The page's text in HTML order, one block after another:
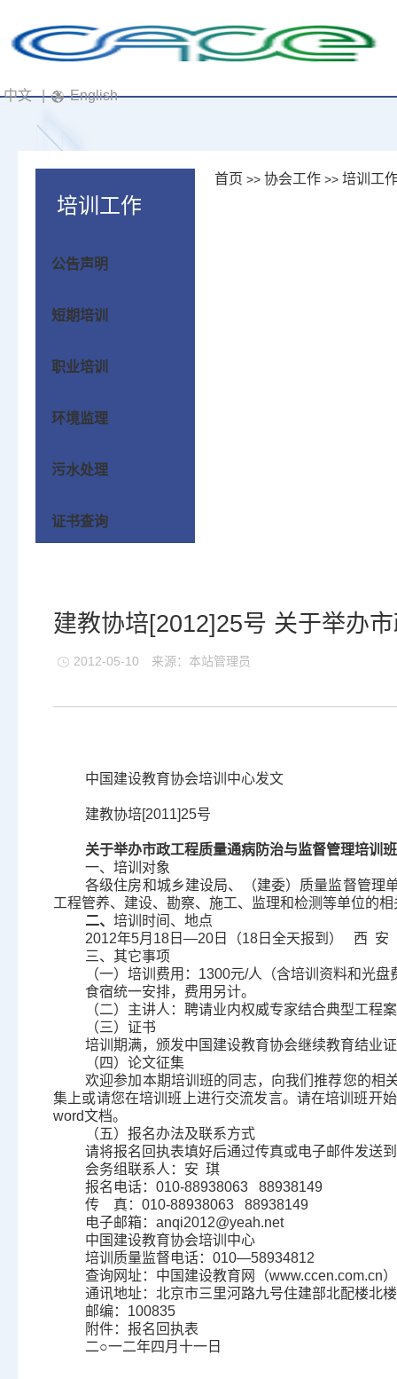
中文 | English
培训工作
公告声明
短期培训
职业培训
环境监理
污水处理
证书查询
首页 >> 协会工作>> 培训工
建教协培[2012]25号 关于举办
2012-05-10 来源：本站管理员
中国建设教育协会培训中心发文
建教协培[2011]25号
关于举办市政工程质量通病防治与监督管理培训
一、培训对象
各级住房和城乡建设局、（建委）质量监督管理
工程管养、建设、勘察、施工、监理和检测等单位的
二、 培训时间、地点
2012年5月 18 日—20 日（18 日全天报到） 西 安
三、其它事项
（一）培训费用： 1300元/人（含培训资料和光盘
食宿统一安排，费用另计。
（二）主讲人：聘请业内权威专家结合典型工程
（三）证书
培训期满，颁发中国建设教育协会继续教育结业
（四）论文征集
欢迎参加本期培训班的同志，向我们推荐您的相
集上或请您在培训班上进行交流发言。请在培训班开
word文档。
（五）报名办法及联系方式
请将报名回执表填好后通过传真或电子邮件发送
会务组联系人：安 琪
报名电话： 010-88938063 88938149
传
真： 010-88938063 88938149
电子邮箱： anqi2012@yeah.net
中国建设教育协会培训中心
培训质量监督电话： 010—58934812
查询网址：中国建设教育网（www.ccen.com.cn
通讯地址：北京市三里河路九号住建部北配楼北楼
邮编： 100835
附件：报名回执表
二○一二年四月十一日